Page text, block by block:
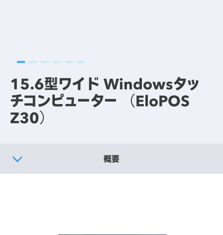
15.6型ワイド Windowsタッ
チコンピューター （EloPOS
Z30）
概要